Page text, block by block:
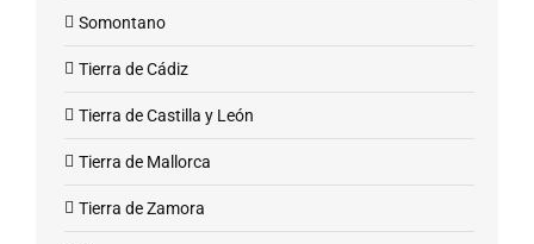
Somontano
Tierra de Cádiz
Tierra de Castilla y León
Tierra de Mallorca
Tierra de Zamora